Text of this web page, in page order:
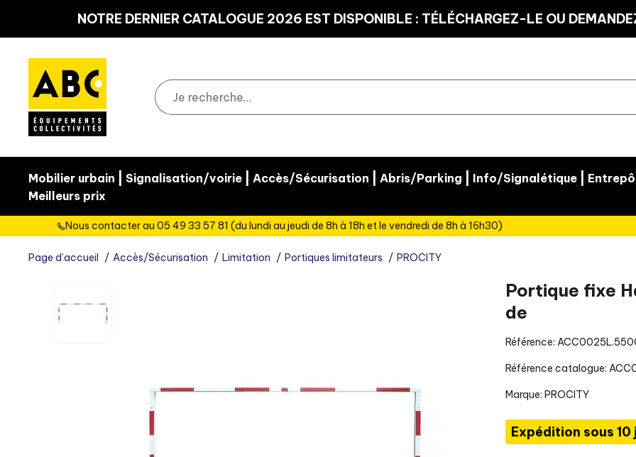
NOTRE DERNIER CATALOGUE 2026 EST DISPONIBLE : TÉLÉCHARGEZ-LE OU
Mobilier urbain Signalisation/voirie Accès/Sécurisation Abris/Parking Info/Signalétique
Meilleurs prix
Nous contacter au 05 49 33 57 81 (du lundi au jeudi de 8h à 18h et le vendredi de 8h à 16h30)
Page d’accueil Accès/Sécurisation Limitation Portiques limitateurs PROCITY
Portique fixe
de
Référence:
Référence catalogue:
Marque: PROCITY
Expédition sous 10